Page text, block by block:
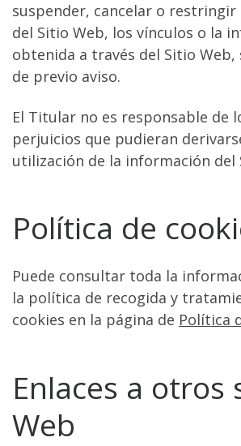
suspender, cancelar o
del Sitio Web, los vínculos o la
obtenida a través del Sitio Web,
de previo aviso.
El Titular no es responsable de
perjuicios que pudieran
utilización de la información del
Política de
Puede consultar toda la
la política de recogida y
cookies en la página de Política
Enlaces a otros
Web